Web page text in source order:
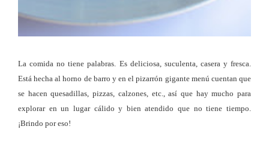
La comida no tiene palabras. Es deliciosa, suculenta, casera y fresca.
Está hecha al horno de barro y en el pizarrón gigante menú cuentan que
se hacen quesadillas, pizzas, calzones, etc., así que hay mucho para
explorar en un lugar cálido y bien atendido que no tiene tiempo.
¡Brindo por eso!